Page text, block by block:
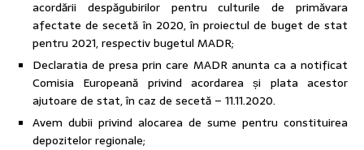
acordării despăgubirilor pentru culturile de primăvara
afectate de secetă în 2020, în proiectul de buget de stat
pentru 2021, respectiv bugetul MADR;
Declaratia de presa prin care MADR anunta ca a notificat
Comisia Europeană privind acordarea și plata acestor
ajutoare de stat, în caz de secetă – 11.11.2020.
Avem dubii privind alocarea de sume pentru constituirea
depozitelor regionale;